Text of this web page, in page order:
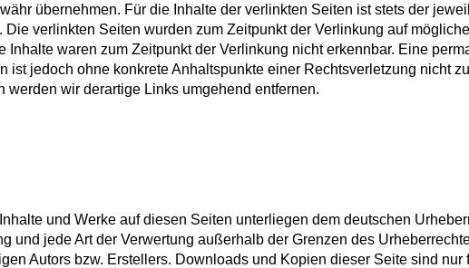
übernehmen. Für die Inhalte der verlinkten Seiten ist stets der
verlinkten Seiten wurden zum Zeitpunkt der Verlinkung auf mögliche
Inhalte waren zum Zeitpunkt der Verlinkung nicht erkennbar. Eine
ist jedoch ohne konkrete Anhaltspunkte einer Rechtsverletzung nicht
werden wir derartige Links umgehend entfernen.
und Werke auf diesen Seiten unterliegen dem deutschen
und jede Art der Verwertung außerhalb der Grenzen des
Autors bzw. Erstellers. Downloads und Kopien dieser Seite sind nur